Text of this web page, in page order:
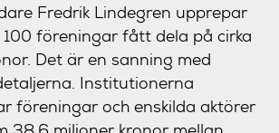
Fredrik Lindegren upprepar
föreningar fått dela på cirka
Det är en sanning med
Institutionerna
föreningar och enskilda aktörer